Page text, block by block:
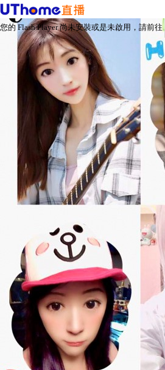
您的 Flash Player 尚未安裝或是未啟用，請前往